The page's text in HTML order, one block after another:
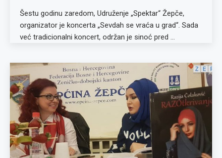
Šestu godinu zaredom, Udruženje „Spektar“ Žepče,
organizator je koncerta „Sevdah se vraća u grad“. Sada
već tradicionalni koncert, održan je sinoć pred …